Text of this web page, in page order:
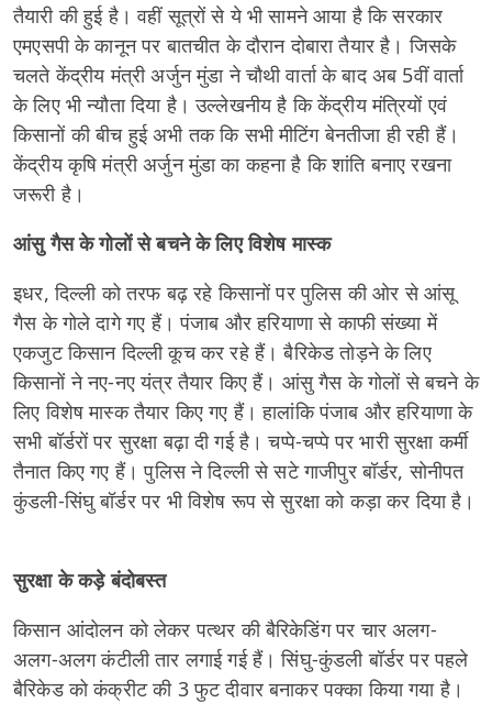
तैयारी की हुई है। वहीं सूत्रों से ये भी सामने आया है कि सरकार
एमएसपी के कानून पर बातचीत के दौरान दोबारा तैयार है। जिसके
चलते केंद्रीय मंत्री अर्जुन मुंडा ने चौथी वार्ता के बाद अब 5वीं वार्ता
के लिए भी न्यौता दिया है। उल्लेखनीय है कि केंद्रीय मंत्रियों एवं
किसानों की बीच हुई अभी तक कि सभी मीटिंग बेनतीजा ही रही हैं।
केंद्रीय कृषि मंत्री अर्जुन मुंडा का कहना है कि शांति बनाए रखना
जरूरी है।
आंसु गैस के गोलों से बचने के लिए विशेष मास्क
इधर, दिल्ली को तरफ बढ़ रहे किसानों पर पुलिस की ओर से आंसू
गैस के गोले दागे गए हैं। पंजाब और हरियाणा से काफी संख्या में
एकजुट किसान दिल्ली कूच कर रहे हैं। बैरिकेड तोड़ने के लिए
किसानों ने नए-नए यंत्र तैयार किए हैं। आंसु गैस के गोलों से बचने के
लिए विशेष मास्क तैयार किए गए हैं। हालांकि पंजाब और हरियाणा के
सभी बॉर्डरों पर सुरक्षा बढ़ा दी गई है। चप्पे-चप्पे पर भारी सुरक्षा कर्मी
तैनात किए गए हैं। पुलिस ने दिल्ली से सटे गाजीपुर बॉर्डर, सोनीपत
कुंडली-सिंघु बॉर्डर पर भी विशेष रूप से सुरक्षा को कड़ा कर दिया है।
सुरक्षा के कड़े बंदोबस्त
किसान आंदोलन को लेकर पत्थर की बैरिकेडिंग पर चार अलग-
अलग-अलग कंटीली तार लगाई गई हैं। सिंघु-कुंडली बॉर्डर पर पहले
बैरिकेड को कंक्रीट की 3 फुट दीवार बनाकर पक्का किया गया है।